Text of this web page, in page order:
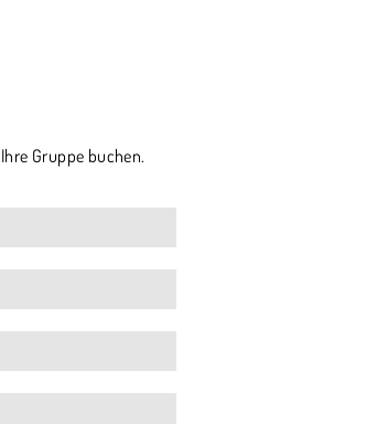
Gruppe buchen.